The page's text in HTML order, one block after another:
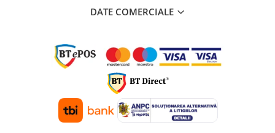
DATE COMERCIALE